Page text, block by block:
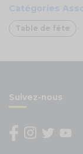
Catégories
Table de fête
Suivez-nous